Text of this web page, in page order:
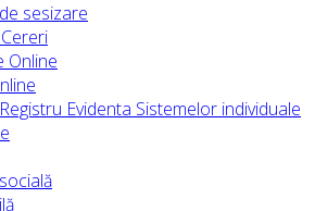
sesizare
Online
Evidenta Sistemelor individuale